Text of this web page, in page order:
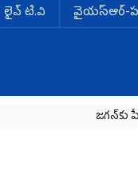
లైవ్ టి.వి వైయస్ఆర్-
జగన్‌కు పేరు వస్తుందనే